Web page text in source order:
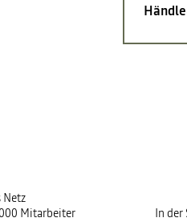
Netz
Mitarbeiter
In der